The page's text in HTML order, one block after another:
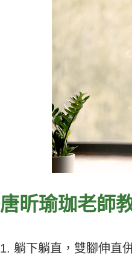
唐昕瑜珈老師
1. 躺下躺直，雙腳伸直